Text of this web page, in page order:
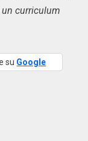
curriculum
su Google